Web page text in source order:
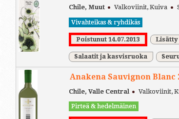
Chile, Muut Valkoviinit, Kuiva
Vivahteikas & ryhdikäs
Poistunut 14.07.2013 Lisätty
Salaatit ja kasvisruoka
Anakena Sauvignon Blanc
Chile, Valle Central Valkoviinit,
Pirteä & hedelmäinen